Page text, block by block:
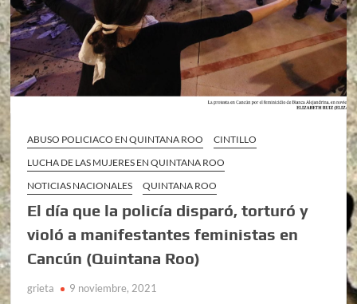
ABUSO POLICIACO EN QUINTANA ROO
CINTILLO
LUCHA DE LAS MUJERES EN QUINTANA ROO
NOTICIAS NACIONALES
QUINTANA ROO
El día que la policía disparó, torturó y
violó a manifestantes feministas en
Cancún (Quintana Roo)
grieta 9 noviembre, 2021